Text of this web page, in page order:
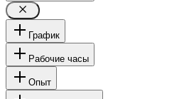
График
Рабочие часы
Опыт